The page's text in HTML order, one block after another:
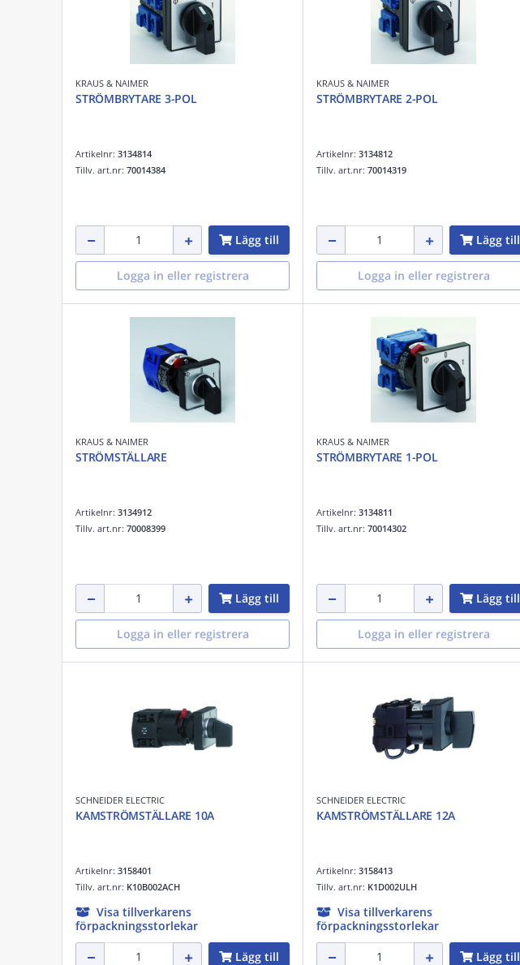
KRAUS & NAIMER
STRÖMBRYTARE 3-POL
Artikelnr: 3134814
Tillv. art.nr: 70014384
Lägg till
Logga in eller registrera
KRAUS & NAIMER
STRÖMBRYTARE 2-POL
Artikelnr: 3134812
Tillv. art.nr: 70014319
Lägg till
Logga in eller registrera
KRAUS & NAIMER
STRÖMSTÄLLARE
Artikelnr: 3134912
Tillv. art.nr: 70008399
Lägg till
Logga in eller registrera
KRAUS & NAIMER
STRÖMBRYTARE 1-POL
Artikelnr: 3134811
Tillv. art.nr: 70014302
Lägg till
Logga in eller registrera
SCHNEIDER ELECTRIC
KAMSTRÖMSTÄLLARE 10A
Artikelnr: 3158401
Tillv. art.nr: K10B002ACH
Visa tillverkarens
förpackningsstorlekar
Lägg till
SCHNEIDER ELECTRIC
KAMSTRÖMSTÄLLARE 12A
Artikelnr: 3158413
Tillv. art.nr: K1D002ULH
Visa tillverkarens
förpackningsstorlekar
Lägg till